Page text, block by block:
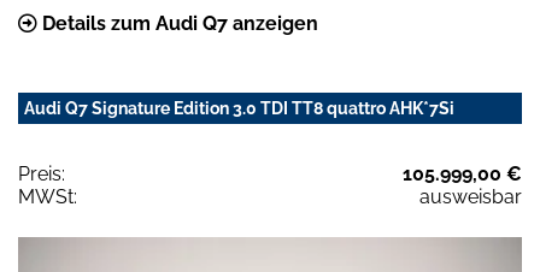
Details zum Audi Q7 anzeigen
Audi Q7 Signature Edition 3.0 TDI TT8 quattro AHK*7Si
Preis:
105.999,00 €
MWSt:
ausweisbar